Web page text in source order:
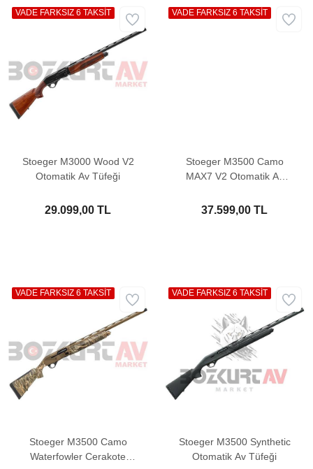
Stoeger M3000 Wood V2
Otomatik Av Tüfeği
29.099,00 TL
VADE FARKSIZ 6 TAKSİT
Stoeger M3500 Camo
MAX7 V2 Otomatik Av
37.599,00 TL
VADE FARKSIZ 6 TAKSİT
Stoeger M3500 Camo
Waterfowler Cerakote
VADE FARKSIZ 6 TAKSİT
Stoeger M3500 Synthetic
Otomatik Av Tüfeği
VADE FARKSIZ 6 TAKSİT